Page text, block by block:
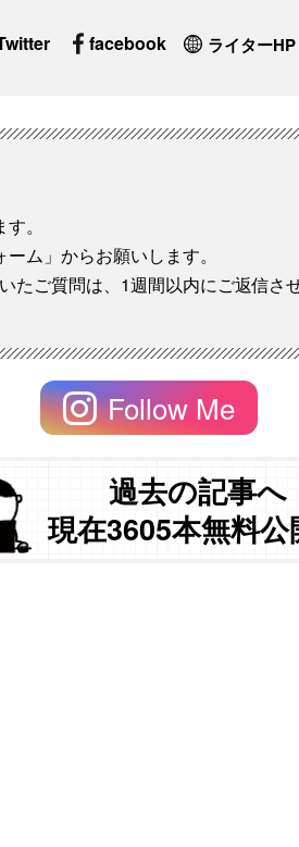
facebook ライターHP
。
ム」からお願いします。
ご質問は、1週間以内にご返信さ
Follow Me
過去の記事へ
現在3605本無料公